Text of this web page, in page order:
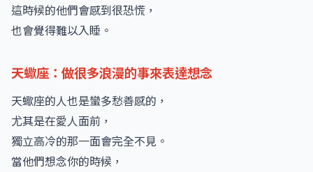
這時候的他們會感到很恐慌，
也會覺得難以入睡。
天蠍座：做很多浪漫的事來表達想念
天蠍座的人也是蠻多愁善感的，
尤其是在愛人面前，
獨立高冷的那一面會完全不見。
當他們想念你的時候，